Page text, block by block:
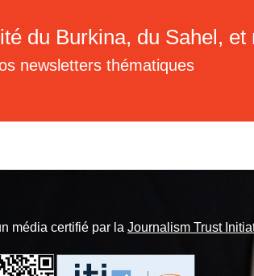
du Burkina, du Sahel, et
newsletters thématiques
média certifié par la Journalism Trust